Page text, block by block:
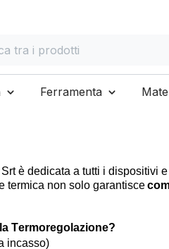
Ferramenta
Srtè dedicata a tutti i dispositivi
termica non solo garantisce
Termorego lazione?
incasso)